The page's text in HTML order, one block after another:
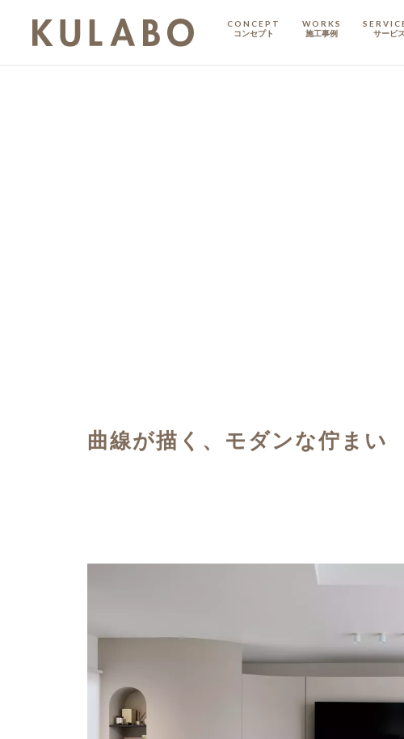
CONCEPT
コンセプト
WORKS
施工事例 サービ
曲線が描く、モダンな佇まい